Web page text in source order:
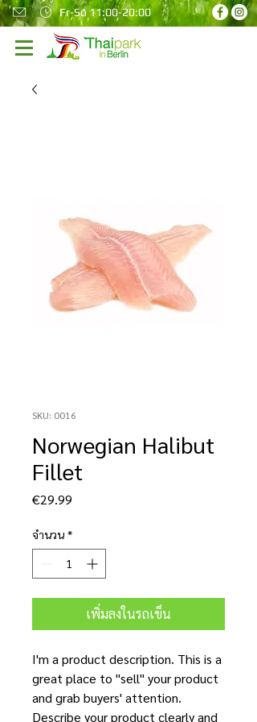
Fr-So 11:00-20:00
SKU: 0016
Norwegian Halibut
Fillet
€29.99
จำนวน *
เพิ่มลงในรถเข็น
I'm a product description. This is a
great place to "sell" your product
and grab buyers' attention.
Describe your product clearly and